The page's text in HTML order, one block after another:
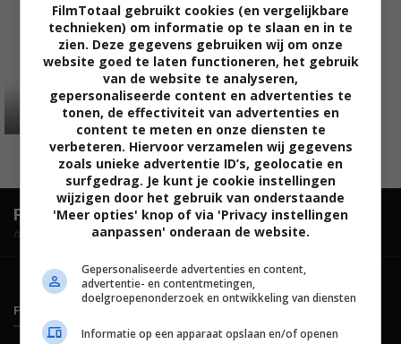
FilmTotaal.Hét online filmoverzicht.
hosted by
FILMTOTAAL
FilmTotaal gebruikt cookies (en vergelijkbare
technieken) om informatie op te slaan en in te
zien. Deze gegevens gebruiken wij om onze
website goed te laten functioneren, het gebruik
van de website te analyseren,
gepersonaliseerde content en advertenties te
tonen, de effectiviteit van advertenties en
content te meten en onze diensten te
verbeteren. Hiervoor verzamelen wij gegevens
zoals unieke advertentie ID’s, geolocatie en
surfgedrag. Je kunt je cookie instellingen
wijzigen door het gebruik van onderstaande
'Meer opties' knop of via 'Privacy instellingen
aanpassen' onderaan de website.
Gepersonaliseerde advertenties en content,
advertentie- en contentmetingen,
doelgroepenonderzoek en ontwikkeling van diensten
Informatie op een apparaat opslaan en/of openen